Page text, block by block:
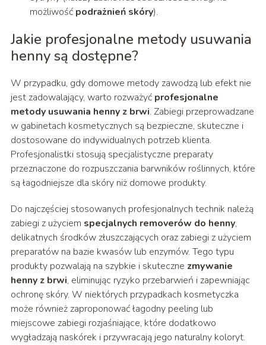
możliwość podrażnień skóry).
Jakie profesjonalne metody usuwania
henny są dostępne?
W przypadku, gdy domowe metody zawodzą lub efekt nie
jest zadowalający, warto rozważyć profesjonalne
metody usuwania henny z brwi. Zabiegi przeprowadzane
w gabinetach kosmetycznych są bezpieczne, skuteczne i
dostosowane do indywidualnych potrzeb klienta.
Profesjonalistki stosują specjalistyczne preparaty
przeznaczone do rozpuszczania barwników roślinnych, które
są łagodniejsze dla skóry niż domowe produkty.
Do najczęściej stosowanych profesjonalnych technik należą
zabiegi z użyciem specjalnych removerów do henny,
delikatnych środków złuszczających oraz zabiegi z użyciem
preparatów na bazie kwasów lub enzymów. Tego typu
produkty pozwalają na szybkie i skuteczne zmywanie
henny z brwi, eliminując ryzyko przebarwień i zapewniając
ochronę skóry. W niektórych przypadkach kosmetyczka
może również zaproponować łagodny peeling lub
miejscowe zabiegi rozjaśniające, które dodatkowo
wygładzają naskórek i przywracają jego naturalny koloryt.